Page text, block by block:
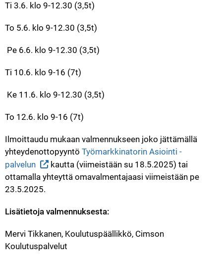
Ti 3.6. klo 9-12.30 (3,5t)
To 5.6. klo 9-12.30 (3,5t)
Pe 6.6. klo 9-12.30 (3,5t)
Ti 10.6. klo 9-16 (7t)
Ke 11.6. klo 9-12.30 (3,5t)
To 12.6. klo 9-16 (7t)
Ilmoittaudu mukaan valmennukseen joko jättämällä
yhteydenottopyyntö Työmarkkinatorin Asiointi -
palvelun
kautta (viimeistään su 18.5.2025) tai
ottamalla yhteyttä omavalmentajaasi viimeistään pe
23.5.2025.
Lisätietoja valmennuksesta:
Mervi Tikkanen, Koulutuspäällikkö, Cimson
Koulutuspalvelut